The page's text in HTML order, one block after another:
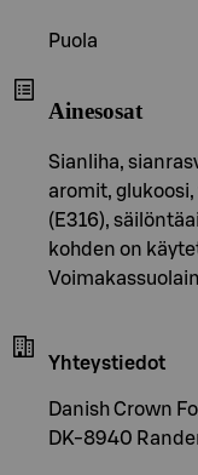
Puola
Ainesosat
Sianliha,
aromit,
(E316),
kohden on
Yhteystiedot
Danish Crown
DK-8940